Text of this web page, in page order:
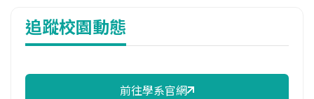
7,800 元/學期
114年註冊率
追蹤校園動態
前往學系官網